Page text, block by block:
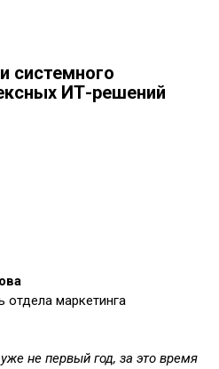
системного
ИТ-решений
отдела маркетинга
не первый год, за это время